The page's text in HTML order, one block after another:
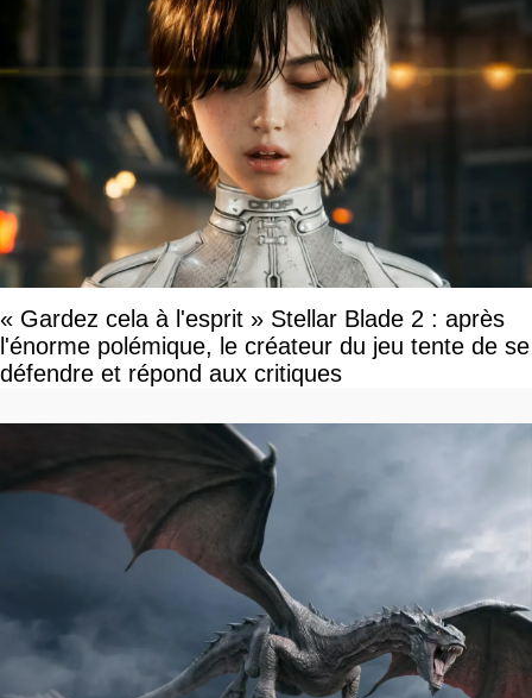
« Gardez cela à l'esprit » Stellar Blade 2 : après
l'énorme polémique, le créateur du jeu tente de se
défendre et répond aux critiques